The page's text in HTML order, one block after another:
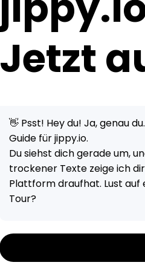
👋 Psst! Hey du! Ja, genau
Guide für jippy.io.
Du siehst dich gerade um,
trockener Texte zeige ich
Plattform draufhat. Lust
Tour?
Jetzt